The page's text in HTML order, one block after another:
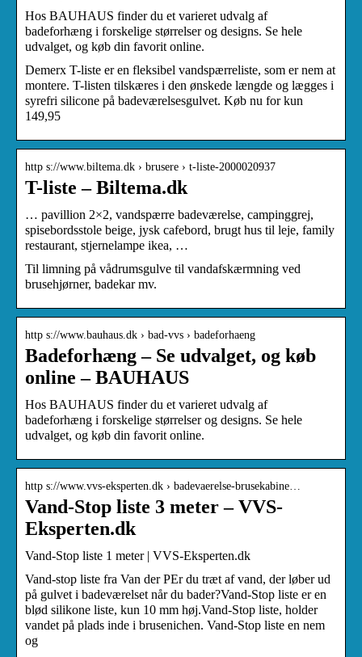
Hos BAUHAUS finder du et varieret udvalg af
badeforhæng i forskelige størrelser og designs. Se hele
udvalget, og køb din favorit online.
Demerx T-liste er en fleksibel vandspærreliste, som er nem at
montere. T-listen tilskæres i den ønskede længde og lægges i
syrefri silicone på badeværelsesgulvet. Køb nu for kun
149,95
http s://www.biltema.dk › brusere › t-liste-2000020937
T-liste – Biltema.dk
… pavillion 2×2, vandspærre badeværelse, campinggrej,
spisebordsstole beige, jysk cafebord, brugt hus til leje, family
restaurant, stjernelampe ikea, …
Til limning på vådrumsgulve til vandafskærmning ved
brusehjørner, badekar mv.
http s://www.bauhaus.dk › bad-vvs › badeforhaeng
Badeforhæng – Se udvalget, og køb
online – BAUHAUS
Hos BAUHAUS finder du et varieret udvalg af
badeforhæng i forskelige størrelser og designs. Se hele
udvalget, og køb din favorit online.
http s://www.vvs-eksperten.dk › badevaerelse-brusekabine…
Vand-Stop liste 3 meter – VVS-
Eksperten.dk
Vand-Stop liste 1 meter | VVS-Eksperten.dk
Vand-stop liste fra Van der PEr du træt af vand, der løber ud
på gulvet i badeværelset når du bader?Vand-Stop liste er en
blød silikone liste, kun 10 mm høj.Vand-Stop liste, holder
vandet på plads inde i brusenichen. Vand-Stop liste en nem
og